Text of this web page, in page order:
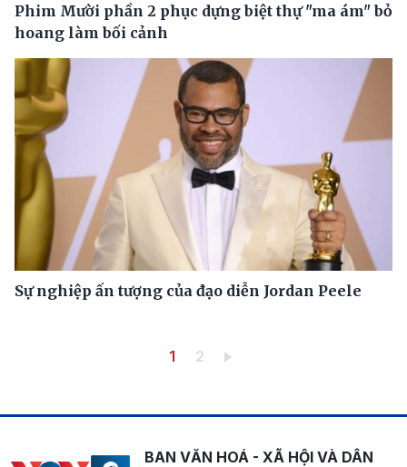
Phim Mười phần 2 phục dựng biệt thự "ma ám" bỏ
hoang làm bối cảnh
Sự nghiệp ấn tượng của đạo diễn Jordan Peele
Trang hiện thời
1 Trang
2
BAN VĂN HOÁ - XÃ HỘI VÀ DÂN